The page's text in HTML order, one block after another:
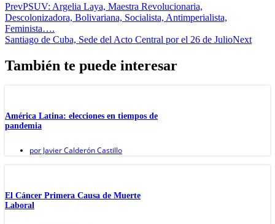
PrevPSUV: Argelia Laya, Maestra Revolucionaria,
Descolonizadora, Bolivariana, Socialista, Antimperialista,
Feminista….
Santiago de Cuba, Sede del Acto Central por el 26 de JulioNext
También te puede interesar
América Latina: elecciones en tiempos de
pandemia
por Javier Calderón Castillo
El Cáncer Primera Causa de Muerte
Laboral